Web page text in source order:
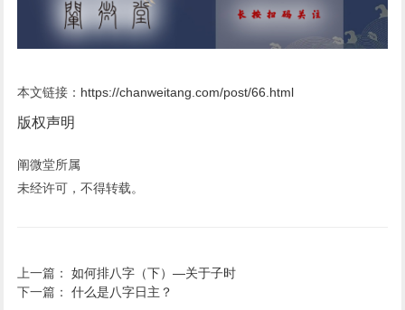
本文链接： https://chanweitang.com/post/66.html
版权声明
阐微堂所属
未经许可，不得转载。
上一篇：如何排八字（下）—关于子时
下一篇：什么是八字日主？